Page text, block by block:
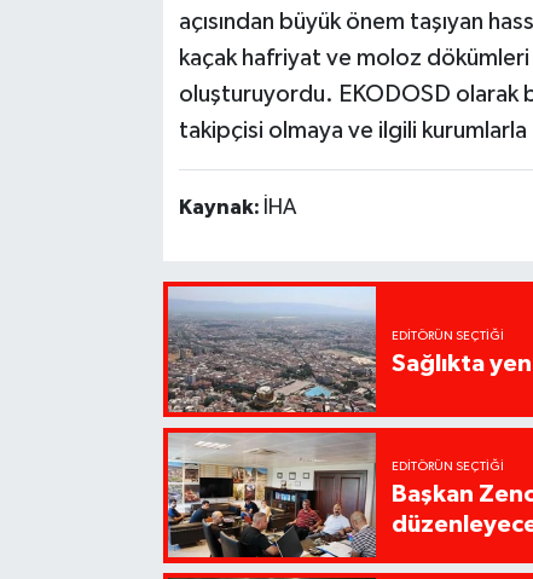
açısından büyük önem taşıyan
kaçak hafriyat ve moloz
oluşturuyordu. EKODOSD olarak
takipçisi olmaya ve ilgili
Kaynak: İHA
EDITÖRÜN SEÇTIĞI
Sağlıkta
EDITÖRÜN SEÇTIĞI
Başkan